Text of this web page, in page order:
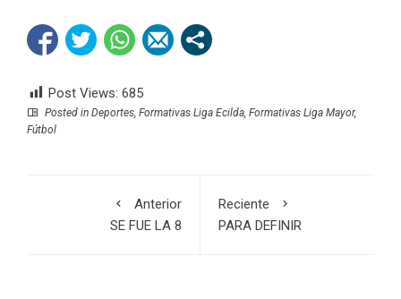
Post Views: 685
Posted in Deportes Formativas Liga Ecilda Formativas Liga Mayor,
Fútbol
Anterior
SE FUE LA 8
Reciente
PARA DEFINIR